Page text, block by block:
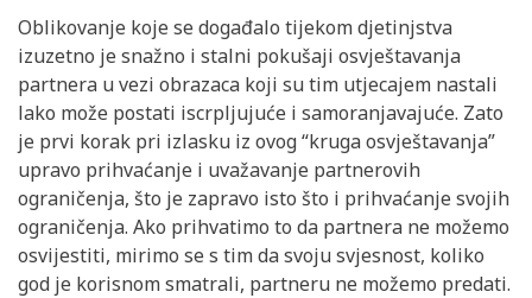
Oblikovanje koje se događalo tijekom djetinjstva
izuzetno je snažno i stalni pokušaji osvještavanja
partnera u vezi obrazaca koji su tim utjecajem nastali
lako može postati iscrpljujuće i samoranjavajuće. Zato
je prvi korak pri izlasku iz ovog “kruga osvještavanja”
upravo prihvaćanje i uvažavanje partnerovih
ograničenja, što je zapravo isto što i prihvaćanje svojih
ograničenja. Ako prihvatimo to da partnera ne možemo
osvijestiti, mirimo se s tim da svoju svjesnost, koliko
god je korisnom smatrali, partneru ne možemo predati.